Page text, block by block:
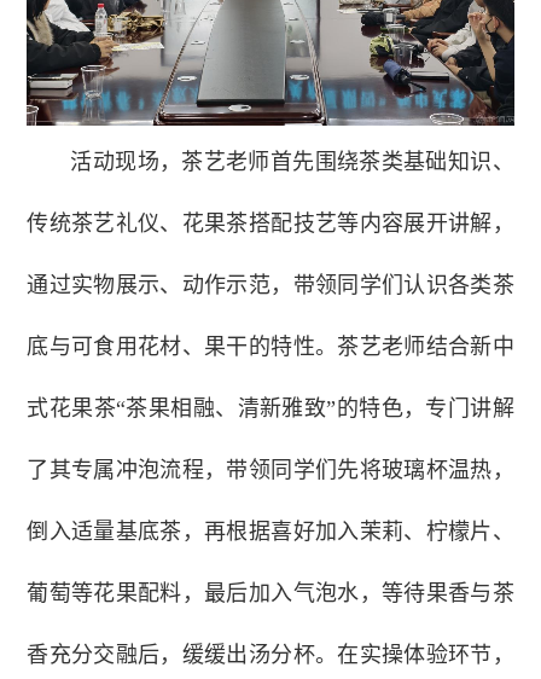
活动现场，茶艺老师首先围绕茶类基础知识、
传统茶艺礼仪、花果茶搭配技艺等内容展开讲解，
通过实物展示、动作示范，带领同学们认识各类茶
底与可食用花材、果干的特性。茶艺老师结合新中
式花果茶“茶果相融、清新雅致”的特色，专门讲解
了其专属冲泡流程，带领同学们先将玻璃杯温热，
倒入适量基底茶，再根据喜好加入茉莉、柠檬片、
葡萄等花果配料，最后加入气泡水，等待果香与茶
香充分交融后，缓缓出汤分杯。在实操体验环节，